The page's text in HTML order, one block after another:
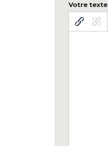
Votre texte